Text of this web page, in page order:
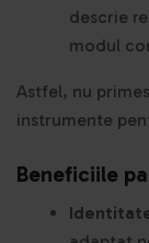
descrie
modul
Astfel, nu
instrumente
Beneficiile